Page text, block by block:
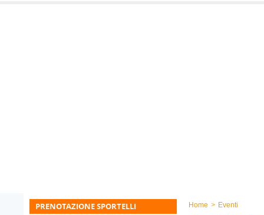
Home > Eventi
PRENOTAZIONE SPORTELLI